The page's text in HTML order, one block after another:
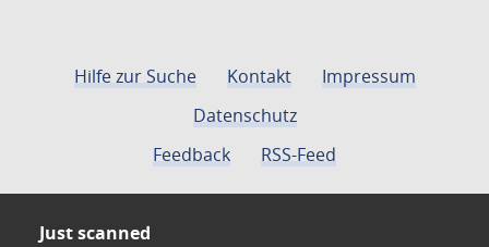
Hilfe zur Suche Kontakt
Impressum
Datenschutz
Feedback
RSS-Feed
Just scanned